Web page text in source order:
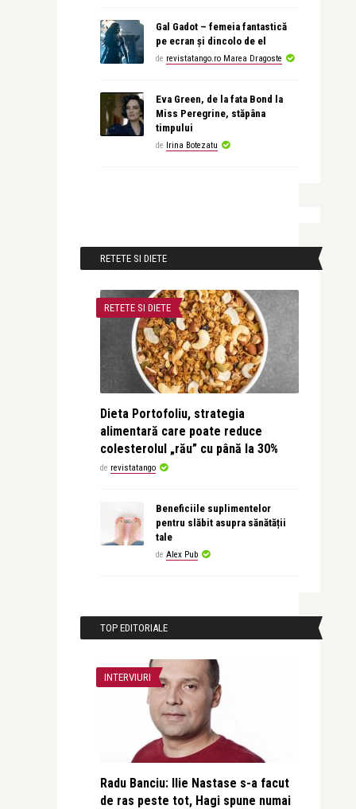
Gal Gadot – femeia fantastică
pe ecran și dincolo de el
de revistatango.ro Marea Dragoste
Eva Green, de la fata Bond la
Miss Peregrine, stăpâna
timpului
de Irina Botezatu
RETETE SI DIETE
RETETE SI DIETE
Dieta Portofoliu, strategia
alimentară care poate reduce
colesterolul „rău” cu până la 30%
de revistatango
Beneficiile suplimentelor
pentru slăbit asupra sănătății
tale
de Alex Pub
TOP EDITORIALE
INTERVIURI
Radu Banciu: Ilie Nastase s-a facut
de ras peste tot, Hagi spune numai